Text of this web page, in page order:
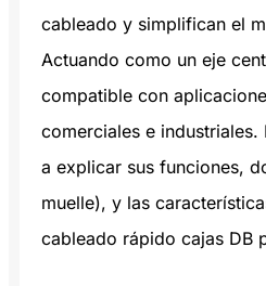
cableado y simplifican el
Actuando como un eje
compatible con
comerciales e
a explicar sus funciones,
muelle), y las
cableado rápido cajas DB